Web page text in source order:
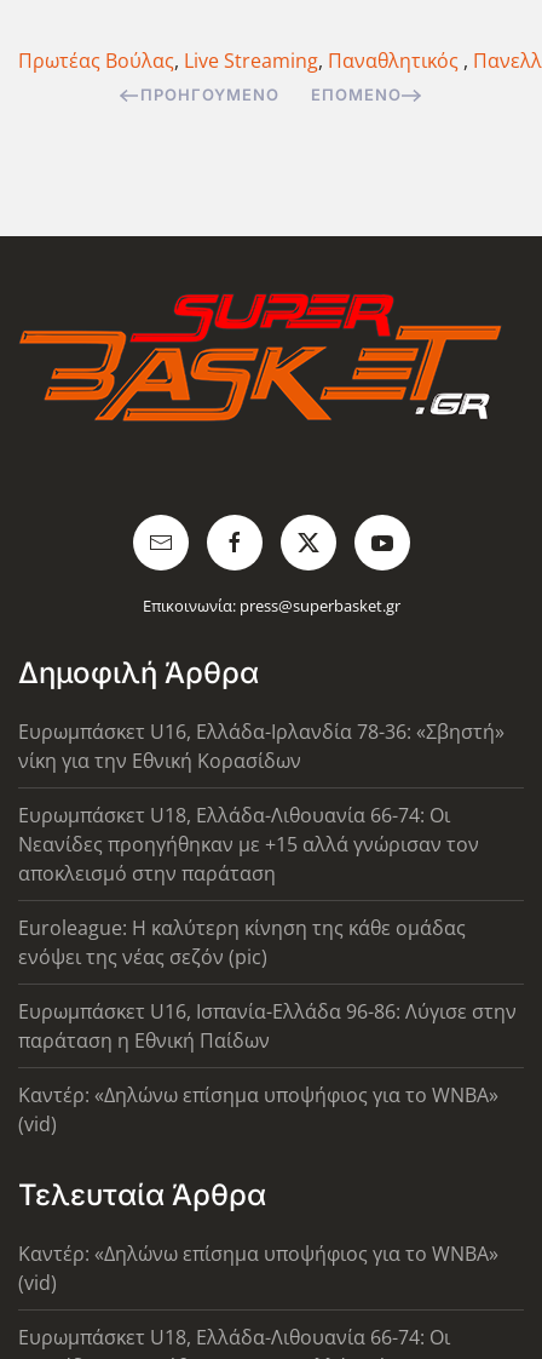
Πρωτέας Βούλας, Live Streaming, Παναθλητικός ,
ΠΡΟΗΓΟΎΜΕΝΟ ΕΠΌΜΕΝΟ
Επικοινωνία: press@superbasket.gr
Δημοφιλή Άρθρα
Ευρωμπάσκετ U16, Ελλάδα-Ιρλανδία 78-36: «Σβηστή»
νίκη για την Εθνική Κορασίδων
Ευρωμπάσκετ U18, Ελλάδα-Λιθουανία 66-74: Οι
Νεανίδες προηγήθηκαν με +15 αλλά γνώρισαν τον
αποκλεισμό στην παράταση
Euroleague: Η καλύτερη κίνηση της κάθε ομάδας
ενόψει της νέας σεζόν (pic)
Ευρωμπάσκετ U16, Ισπανία-Ελλάδα 96-86: Λύγισε στην
παράταση η Εθνική Παίδων
Καντέρ: «Δηλώνω επίσημα υποψήφιος για το WNBA»
(vid)
Τελευταία Άρθρα
Καντέρ: «Δηλώνω επίσημα υποψήφιος για το WNBA»
(vid)
Ευρωμπάσκετ U18, Ελλάδα-Λιθουανία 66-74: Οι